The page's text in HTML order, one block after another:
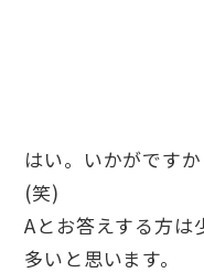
はい。いかがです
(笑)
Aとお答えする方は
多いと思います。